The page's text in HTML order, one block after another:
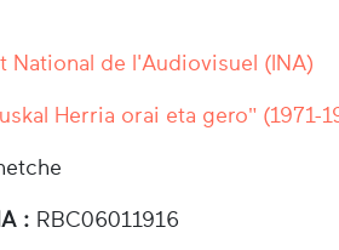
National de l'Audiovisuel (INA)
Herria orai eta gero" (1971-
: RBC06011916